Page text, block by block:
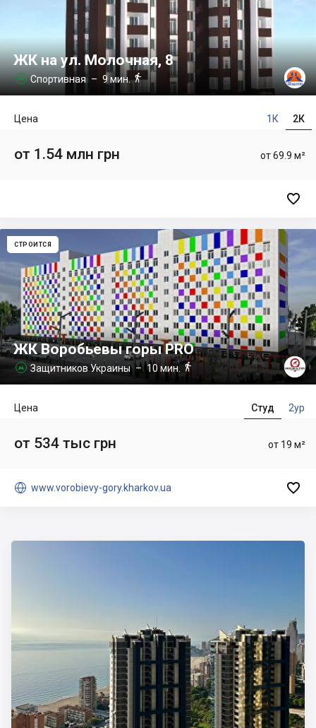
ЖК на ул. Молочная, 8
 Спортивная– 9 мин.
1К 2К
Цена
от 69.9 м²
от 1.54 млн грн

СТРОИТСЯ
ЖК Воробьевы горы PRO
 Защитников Украины– 10 мин. 
Студ 2ур
Цена
от 19 м²
от 534 тыс грн
 www.vorobievy-gory.kharkov.ua 